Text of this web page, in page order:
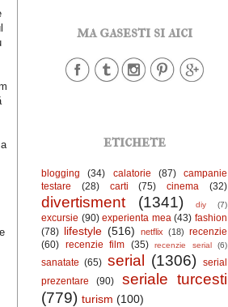
ma gasesti si aici
etichete
blogging (34) calatorie (87)
campanie
testare
(28) carti (75) cinema (32)
divertisment (1341) diy (7)
excursie (90) experienta mea (43) fashion
(78) lifestyle (516) netflix (18) recenzie
(60) recenzie film (35) recenzie serial (6)
sanatate (65) serial (1306) serial
prezentare
(90)
seriale turcesti
(779) turism (100)